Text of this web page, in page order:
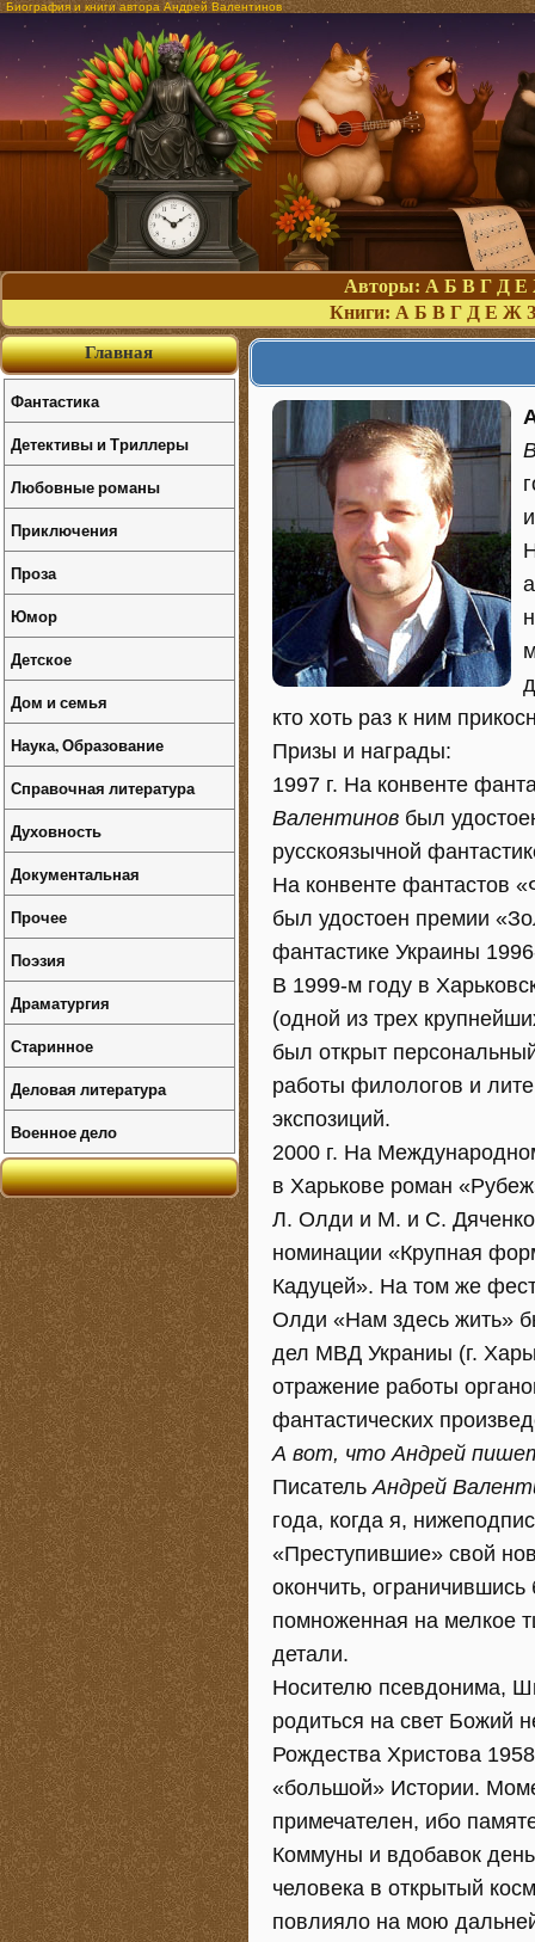
Биография и книги автора Андрей Валентинов
Авторы: А Б В Г Д Е
Книги: А Б В Г Д Е Ж З
кто хоть раз к ним
Призы и награды:
1997 г. На конвенте
Валентинов был
русскоязычной
На конвенте фантастов
был удостоен премии
фантастике Украины
В 1999-м году в
(одной из трех
был открыт
работы филологов и
экспозиций.
2000 г. На
в Харькове роман
Л. Олди и М. и С. Дяченко
номинации «Крупная
Кадуцей». На том же
Олди «Нам здесь жить»
дел МВД Украниы (г.
отражение работы
фантастических
А вот, что Андрей
ПисательАндрей
года, когда я,
«Преступившие» свой
окончить,
помноженная на мелкое
детали.
Носителю псевдонима,
родиться на свет Божий
Рождества Христова
«большой» Истории.
примечателен, ибо
Коммуны и вдобавок
человека в открытый
повлияло на мою
Главная
Фантастика
Детективы и Триллеры
Любовные романы
Приключения
Проза
Юмор
Детское
Дом и семья
Наука, Образование
Справочная литература
Духовность
Документальная
Прочее
Поэзия
Драматургия
Старинное
Деловая литература
Военное дело